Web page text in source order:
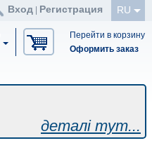
RU
Вход Регистрация
Перейти в корзину
Оформить заказ
деталі тут...